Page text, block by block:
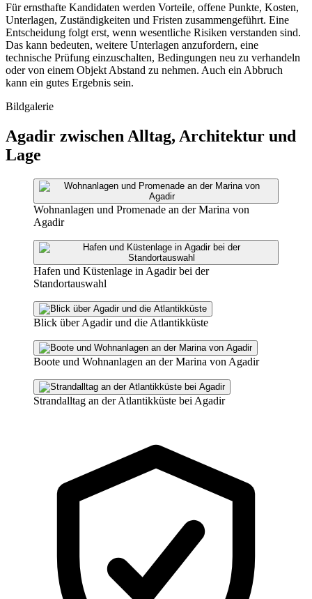
Für ernsthafte Kandidaten werden Vorteile, offene Punkte, Kosten,
Unterlagen, Zuständigkeiten und Fristen zusammengeführt. Eine
Entscheidung folgt erst, wenn wesentliche Risiken verstanden sind.
Das kann bedeuten, weitere Unterlagen anzufordern, eine
technische Prüfung einzuschalten, Bedingungen neu zu verhandeln
oder von einem Objekt Abstand zu nehmen. Auch ein Abbruch
kann ein gutes Ergebnis sein.
Bildgalerie
Agadir zwischen Alltag, Architektur und
Lage
Wohnanlagen und Promenade an der Marina von
Agadir
Hafen und Küstenlage in Agadir bei der
Standortauswahl
Blick über Agadir und die Atlantikküste
Boote und Wohnanlagen an der Marina von Agadir
Strandalltag an der Atlantikküste bei Agadir